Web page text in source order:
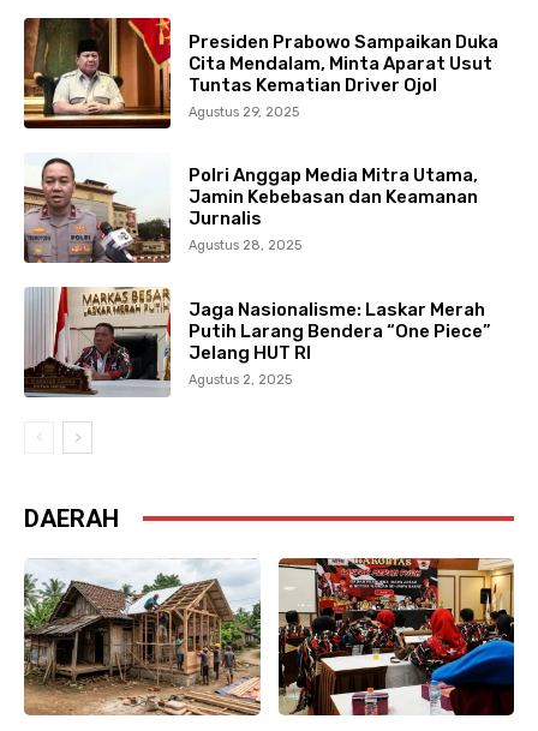
Presiden Prabowo Sampaikan Duka
Cita Mendalam, Minta Aparat Usut
Tuntas Kematian Driver Ojol
Agustus 29, 2025
Polri Anggap Media Mitra Utama,
Jamin Kebebasan dan Keamanan
Jurnalis
Agustus 28, 2025
Jaga Nasionalisme: Laskar Merah
Putih Larang Bendera “One Piece”
Jelang HUT RI
Agustus 2, 2025
DAERAH